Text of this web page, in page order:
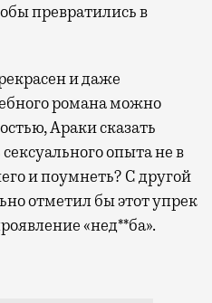
превратились в
и даже
романа можно
Араки сказать
опыта не в
и поумнеть? С другой
отметил бы этот упрек
«нед**ба».